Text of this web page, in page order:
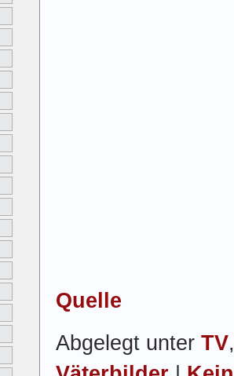
Quelle
Abgelegt unter TV